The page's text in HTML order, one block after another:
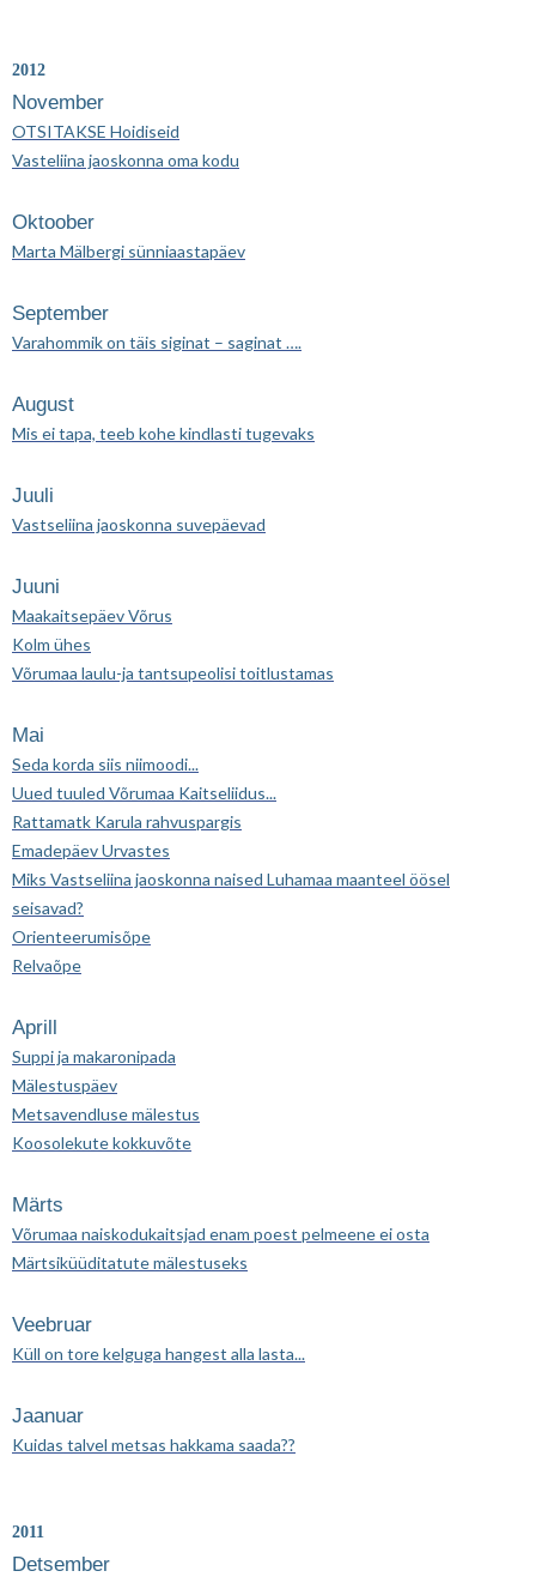
2012
November
OTSITAKSE Hoidiseid
Vasteliina jaoskonna oma kodu
Oktoober
Marta Mälbergi sünniaastapäev
September
Varahommik on täis siginat – saginat ….
August
Mis ei tapa, teeb kohe kindlasti tugevaks
Juuli
Vastseliina jaoskonna suvepäevad
Juuni
Maakaitsepäev Võrus
Kolm ühes
Võrumaa laulu-ja tantsupeolisi toitlustamas
Mai
Seda korda siis niimoodi...
Uued tuuled Võrumaa Kaitseliidus...
Rattamatk Karula rahvuspargis
Emadepäev Urvastes
Miks Vastseliina jaoskonna naised Luhamaa maanteel öösel
seisavad?
Orienteerumisõpe
Relvaõpe
Aprill
Suppi ja makaronipada
Mälestuspäev
Metsavendluse mälestus
Koosolekute kokkuvõte
Märts
Võrumaa naiskodukaitsjad enam poest pelmeene ei osta
Märtsiküüditatute mälestuseks
Veebruar
Küll on tore kelguga hangest alla lasta...
Jaanuar
Kuidas talvel metsas hakkama saada??
2011
Detsember